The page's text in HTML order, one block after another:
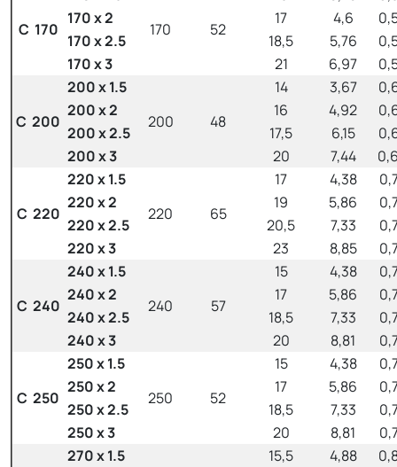
C 170
170
52
170 x 2
17 4,6
170 x 2.5
18,5 5,76
170 x 3
21 6,97
C 200
200 x 1.5
200
48
14 3,67
200 x 2
16 4,92
200 x 2.5
17,5 6,15
200 x 3
20 7,44
C 220
220 x 1.5
220
65
17 4,38
220 x 2
19 5,86
220 x 2.5
20,5 7,33
220 x 3
23 8,85
C 240
240 x 1.5
240
57
15 4,38
240 x 2
17 5,86
240 x 2.5
18,5 7,33
240 x 3
20 8,81
C 250
250 x 1.5
250
52
15 4,38
250 x 2
17 5,86
250 x 2.5
18,5 7,33
250 x 3
20 8,81
270 x 1.5
15,5 4,88